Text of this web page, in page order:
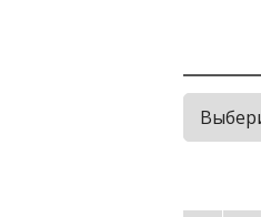
Архивы